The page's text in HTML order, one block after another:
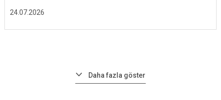
24.07.2026
Daha fazla göster